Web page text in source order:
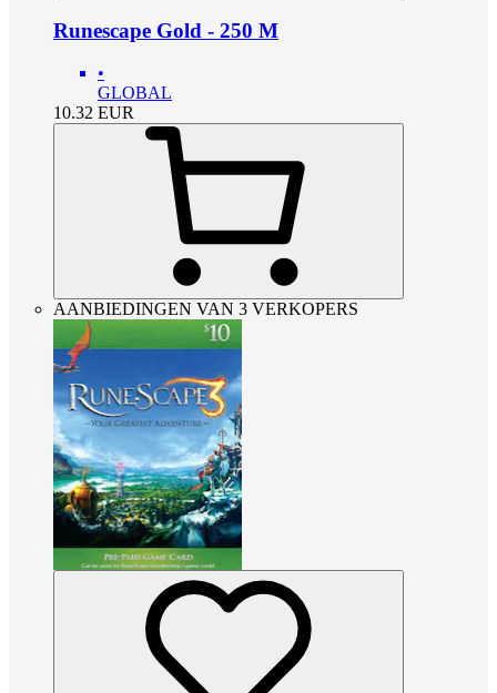
Runescape Gold - 250 M
•
GLOBAL
10.32 EUR
AANBIEDINGEN VAN 3 VERKOPERS